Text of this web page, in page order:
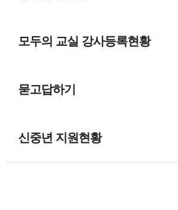
모두의 교실 강사등록현황
묻고답하기
신중년 지원현황